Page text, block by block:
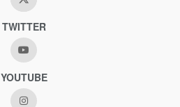
TWITTER
YOUTUBE